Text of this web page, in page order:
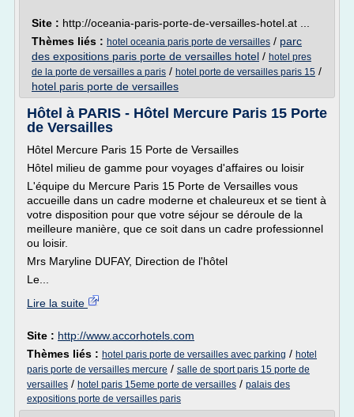
Site : http://oceania-paris-porte-de-versailles-hotel.at ...
Thèmes liés : hotel oceania paris porte de versailles / parc
des expositions paris porte de versailles hotel / hotel pres
de la porte de versailles a paris / hotel porte de versailles paris 15 /
hotel paris porte de versailles
Hôtel à PARIS - Hôtel Mercure Paris 15 Porte
de Versailles
Hôtel Mercure Paris 15 Porte de Versailles
Hôtel milieu de gamme pour voyages d'affaires ou loisir
L'équipe du Mercure Paris 15 Porte de Versailles vous
accueille dans un cadre moderne et chaleureux et se tient à
votre disposition pour que votre séjour se déroule de la
meilleure manière, que ce soit dans un cadre professionnel
ou loisir.
Mrs Maryline DUFAY, Direction de l'hôtel
Le...
Lire la suite
Site : http://www.accorhotels.com
Thèmes liés : hotel paris porte de versailles avec parking / hotel
paris porte de versailles mercure / salle de sport paris 15 porte de
versailles / hotel paris 15eme porte de versailles / palais des
expositions porte de versailles paris